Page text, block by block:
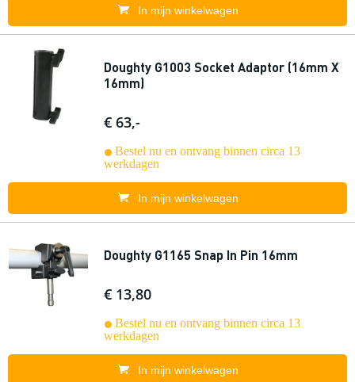
In mijn winkelwagen
Doughty G1003 Socket Adaptor (16mm X
16mm)
€ 63,-
Bestel nu en ontvang binnen circa 13
werkdagen
In mijn winkelwagen
Doughty G1165 Snap In Pin 16mm
€ 13,80
Bestel nu en ontvang binnen circa 13
werkdagen
In mijn winkelwagen